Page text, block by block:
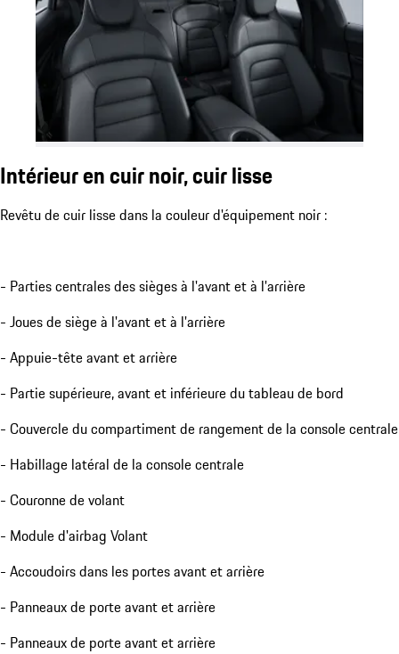
Intérieur en cuir noir, cuir lisse
Revêtu de cuir lisse dans la couleur d'équipement noir :
- Parties centrales des sièges à l'avant et à l'arrière
- Joues de siège à l'avant et à l'arrière
- Appuie-tête avant et arrière
- Partie supérieure, avant et inférieure du tableau de bord
- Couvercle du compartiment de rangement de la console centrale
- Habillage latéral de la console centrale
- Couronne de volant
- Module d'airbag Volant
- Accoudoirs dans les portes avant et arrière
- Panneaux de porte avant et arrière
- Panneaux de porte avant et arrière